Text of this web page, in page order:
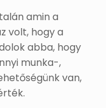
amin a
volt, hogy a
abba, hogy
munka-,
van,